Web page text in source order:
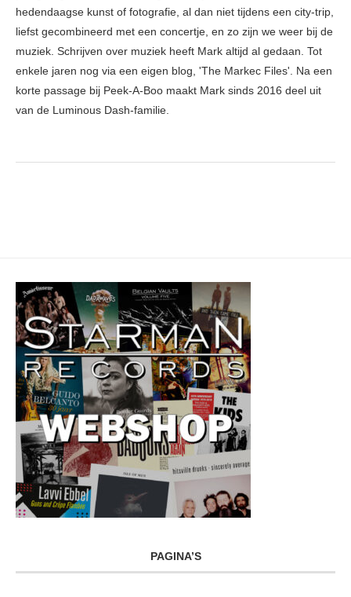
hedendaagse kunst of fotografie, al dan niet tijdens een city-trip,
liefst gecombineerd met een concertje, en zo zijn we weer bij de
muziek. Schrijven over muziek heeft Mark altijd al gedaan. Tot
enkele jaren nog via een eigen blog, 'The Markec Files'. Na een
korte passage bij Peek-A-Boo maakt Mark sinds 2016 deel uit
van de Luminous Dash-familie.
PAGINA’S